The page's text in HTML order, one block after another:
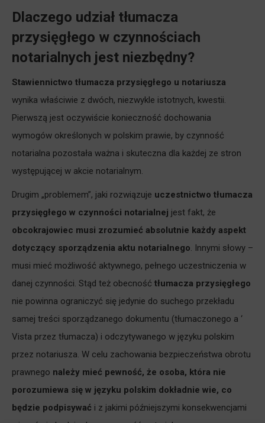
Dlaczego udział tłumacza
przysięgłego w czynnościach
notarialnych jest niezbędny?
Stawiennictwo tłumacza przysięgłego u notariusza
wynika właściwie z dwóch, niezwykle istotnych, kwestii.
Pierwszą jest oczywiście konieczność dochowania
wymogów określonych w polskim prawie, by czynność
notarialna pozostała ważna i skuteczna dla każdej ze stron
występującej w akcie notarialnym.
Drugim „problemem”, jaki rozwiązuje uczestnictwo tłumacza
przysięgłego w czynności notarialnej jest fakt, że
obcokrajowiec musi zrozumieć absolutnie każdy aspekt
dotyczący sporządzenia aktu notarialnego. Innymi słowy –
musi mieć możliwość aktywnego, pełnego uczestniczenia w
danej czynności. Stąd też obecność tłumacza przysięgłego
nie powinna ograniczyć się jedynie do suchego przekładu
samej treści sporządzanego dokumentu (tłumaczonego a ‘
Vista przez tłumacza) i odczytywanego w języku polskim
przez notariusza. W celu zachowania bezpieczeństwa obrotu
prawnego należy mieć pewność, że osoba, która nie
porozumiewa się w języku polskim dokładnie wie, co
będzie podpisywać i z jakimi późniejszymi konsekwencjami